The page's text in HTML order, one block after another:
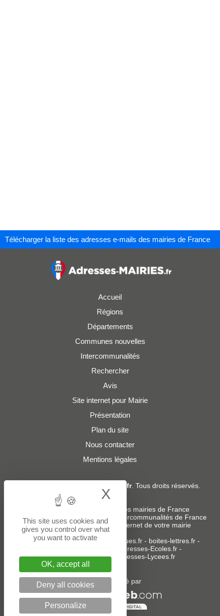
Télécharger la liste des adresses e-mails des mairies de France
Accueil
Régions
Départements
Communes nouvelles
Intercommunalités
Rechercher
Avis
Site internet pour Mairie
Présentation
Plan du site
Nous contacter
Mentions légales
Adresses-Mairies.fr. Tous droits réservés.
Services :
Liste des adresses e-mails des mairies de France
Liste des adresses e-mails des intercommunalités de France
-Création ou refonte du site internet de votre mairie
Sites partenaires:donneespubliques.fr- boites-lettres.fr-
Adresses-Ecoles.fr -
Adresses-Colleges.fr- Adresses-Lycees.fr
Un service édité par
This site uses cookies and
gives you control over what
you want to activate
OK, accept all
Deny all cookies
Personalize
X